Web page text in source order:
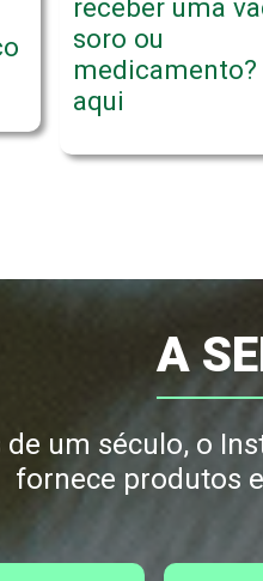
receber uma
soro ou
medicamento?
aqui
A
de um século, o
fornece produtos